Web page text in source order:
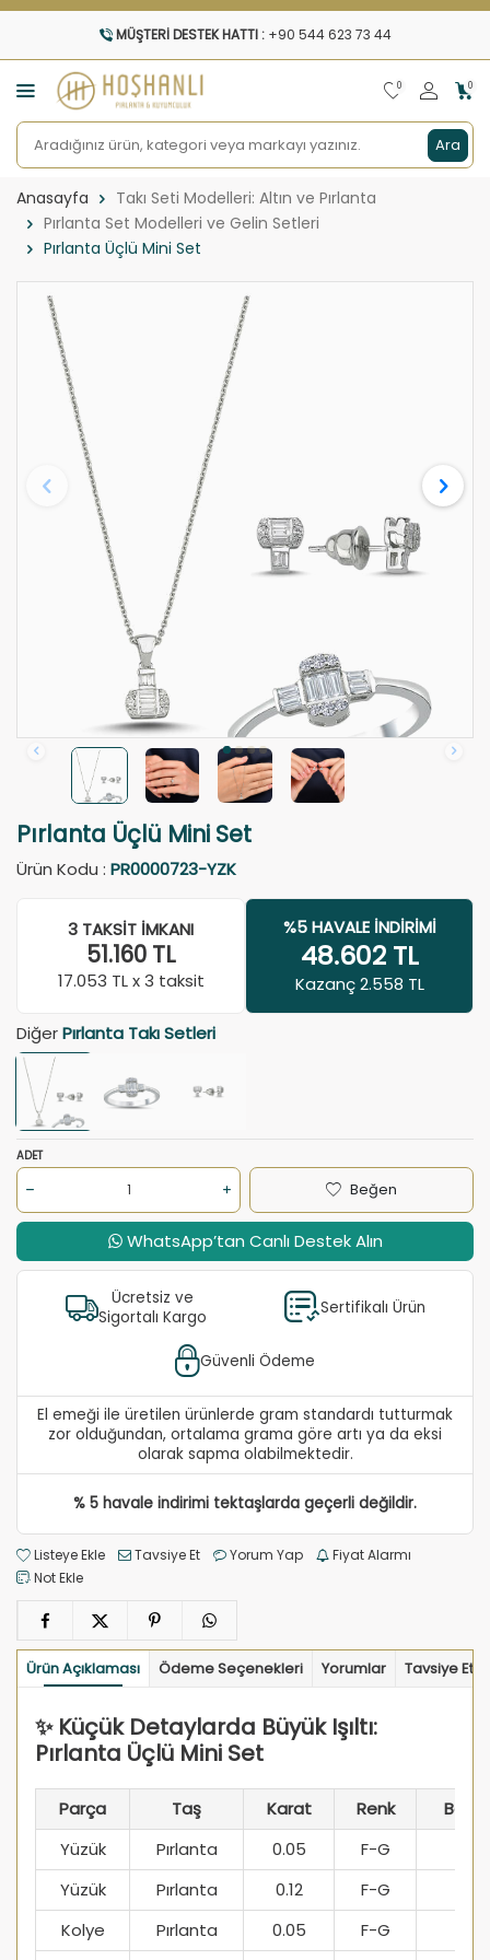
MÜŞTERI DESTEK HATTI : +90 544 623 73 44
Ara
0 0
Anasayfa
Takı Seti Modelleri: Altın ve Pırlanta
Pırlanta Set Modelleri ve Gelin Setleri
Pırlanta Üçlü Mini Set
Pırlanta Üçlü Mini Set
Ürün Kodu : PR0000723-YZK
3 TAKSIT İMKANI
51.160TL
17.053 TL x 3 taksit
%5 HAVALE İNDIRIMI
48.602 TL
Kazanç 2.558 TL
DiğerPırlanta Takı Setleri
ADET
Beğen
WhatsApp’tan Canlı Destek Alın
Ücretsiz ve
Sigortalı Kargo
Sertifikalı Ürün
Güvenli Ödeme
El emeği ile üretilen ürünlerde gram standardı tutturmak
zor olduğundan, ortalama grama göre artı ya da eksi
olarak sapma olabilmektedir.
% 5 havale indirimi tektaşlarda geçerli değildir.
Listeye Ekle Tavsiye Et Yorum Yap
Fiyat Alarmı
Not Ekle
Ürün Açıklaması Ödeme Seçenekleri Yorumlar Tavsiye Et
✨ Küçük Detaylarda Büyük Işıltı:
Pırlanta Üçlü Mini Set
Parça Taş Karat Renk
Yüzük
Pırlanta 0.05 F-G
Yüzük
Pırlanta 0.12 F-G
Kolye
Pırlanta 0.05 F-G